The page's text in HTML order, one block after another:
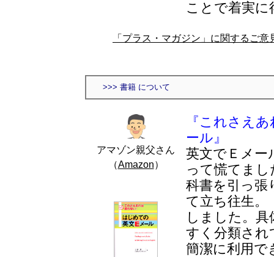
ことで着実
「プラス・マガジン」に関するご
>>> 書籍 について
アマゾン親父さん
（Amazon）
『これさえ
ール』
英文でＥメー
って慌てま
科書を引っ張
て立ち往生。
しました。
すく分類され
簡潔に利用で